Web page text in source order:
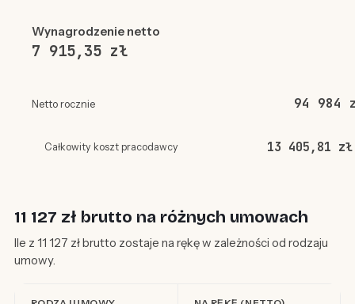
Wynagrodzenie netto
7 915,35 zł
Netto rocznie 94 984
Całkowity koszt pracodawcy 13 405,81 zł
11 127 zł brutto na różnych umowach
Ile z 11 127 zł brutto zostaje na rękę w zależności od rodzaju
umowy.